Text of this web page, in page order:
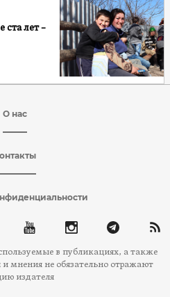
лет –
О нас
в публикациях, а также
мнения не обязательно отражают
издателя